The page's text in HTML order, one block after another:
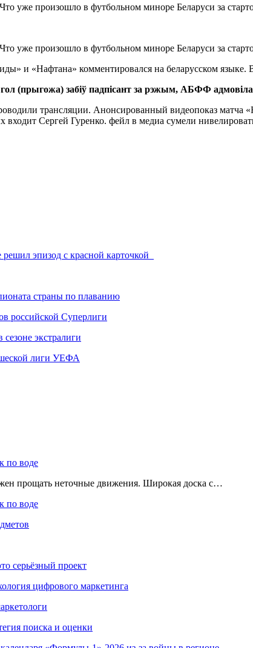
и «Нафтана» комментировался на беларусском
(прыгожа) забіў падпісант за рэжым, АБФФ
трансляции. Анонсированный видеопоказ матча
Сергей Гуренко. фейл в медиа сумели
эпизод с красной карточкой
страны по плаванию
российской Суперлиги
экстралиги
лиги УЕФА
по воде
прощать неточные движения. Широкая доска с…
по воде
серьёзный проект
цифрового маркетинга
поиска и оценки